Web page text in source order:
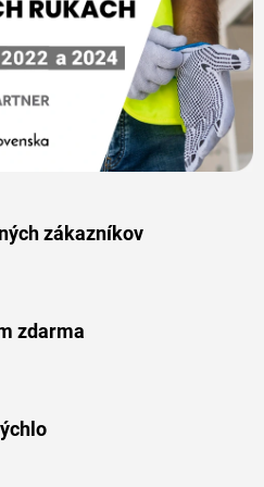
zákazníkov
zdarma